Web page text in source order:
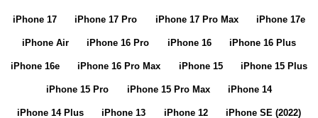
iPhone 17 iPhone 17 Pro iPhone 17 Pro Max iPhone 17e
iPhone Air iPhone 16 Pro iPhone 16 iPhone 16 Plus
iPhone 16e iPhone 16 Pro Max iPhone 15 iPhone 15 Plus
iPhone 15 Pro iPhone 15 Pro Max iPhone 14
iPhone 14 Plus iPhone 13 iPhone 12 iPhone SE (2022)